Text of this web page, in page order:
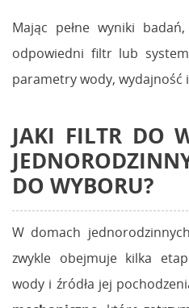
Mając pełne wyniki
odpowiedni filtr lub
parametry wody, wydajność
JAKI FILTR DO
DO WYBORU?
W domach
zwykle obejmuje kilka
wody i źródła jej